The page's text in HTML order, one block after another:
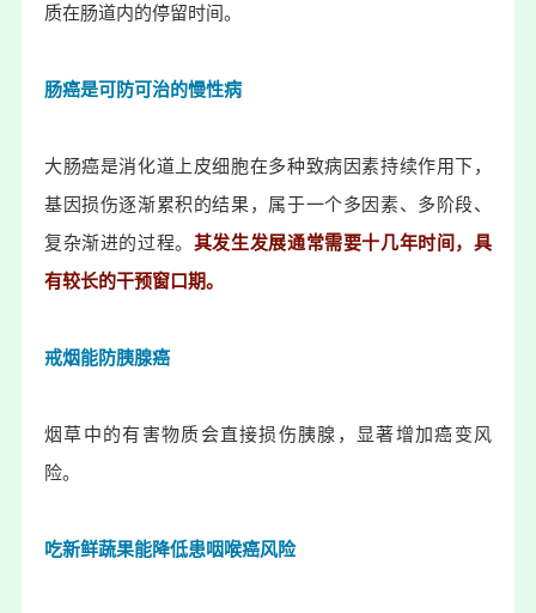
质在肠道内的停留时间。
肠癌是可防可治的慢性病
大肠癌是消化道上皮细胞在多种致病因素持续作用下，
基因损伤逐渐累积的结果，属于一个多因素、多阶段、
复杂渐进的过程。 其发生发展通常需要十几年时间，具
有较长的干预窗口期。
戒烟能防胰腺癌
烟草中的有害物质会直接损伤胰腺，显著增加癌变风
险。
吃新鲜蔬果能降低患咽喉癌风险